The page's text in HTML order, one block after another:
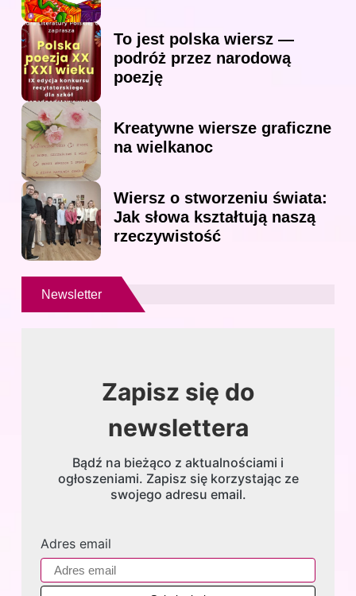
To jest polska wiersz —
podróż przez narodową
poezję
Kreatywne wiersze graficzne
na wielkanoc
Wiersz o stworzeniu świata:
Jak słowa kształtują naszą
rzeczywistość
Newsletter
Zapisz się do
newslettera
Bądź na bieżąco z aktualnościami i
ogłoszeniami. Zapisz się korzystając ze
swojego adresu email.
Adres email